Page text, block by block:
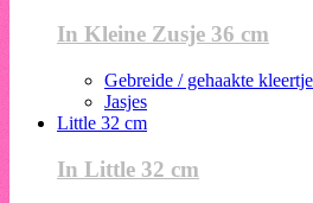
In Kleine Zusje 36 cm
Gebreide / gehaakte
Jasjes
Little 32 cm
In Little 32 cm